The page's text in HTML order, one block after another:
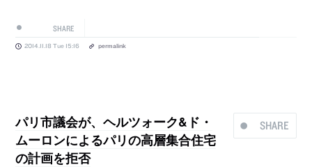
SHARE
2014.11.18 Tue 15:16 permalink
SHARE
パリ市議会が、ヘルツォーク&ド・
ムーロンによるパリの高層集合住宅
の計画を拒否